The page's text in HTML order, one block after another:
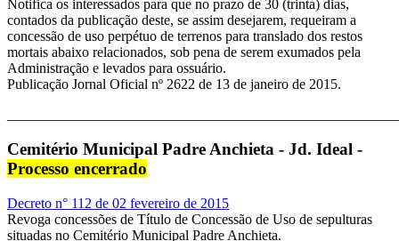
Notifica os interessados para que no prazo de 30 (trinta) dias,
contados da publicação deste, se assim desejarem, requeiram a
concessão de uso perpétuo de terrenos para translado dos restos
mortais abaixo relacionados, sob pena de serem exumados pela
Administração e levados para ossuário.
Publicação Jornal Oficial nº 2622 de 13 de janeiro de 2015.
Cemitério Municipal Padre Anchieta - Jd. Ideal -
Processo encerrado
Decreto n° 112 de 02 fevereiro de 2015
Revoga concessões de Título de Concessão de Uso de sepulturas
situadas no Cemitério Municipal Padre Anchieta.